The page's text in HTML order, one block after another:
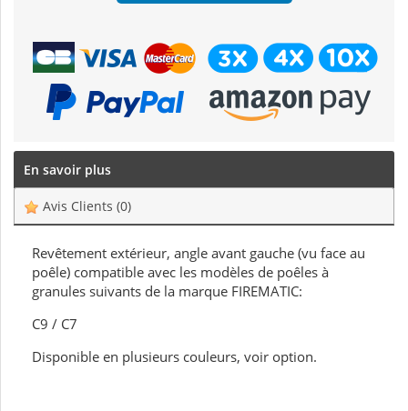
En savoir plus
Avis Clients (0)
Revêtement extérieur, angle avant gauche (vu face au
poêle) compatible avec les modèles de poêles à
granules suivants de la marque FIREMATIC:
C9 / C7
Disponible en plusieurs couleurs, voir option.